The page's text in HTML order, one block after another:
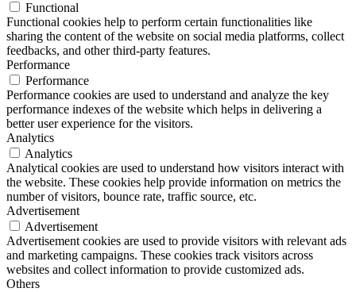
Functional
Functional cookies help to perform certain functionalities like
sharing the content of the website on social media platforms, collect
feedbacks, and other third-party features.
Performance
Performance
Performance cookies are used to understand and analyze the key
performance indexes of the website which helps in delivering a
better user experience for the visitors.
Analytics
Analytics
Analytical cookies are used to understand how visitors interact with
the website. These cookies help provide information on metrics the
number of visitors, bounce rate, traffic source, etc.
Advertisement
Advertisement
Advertisement cookies are used to provide visitors with relevant ads
and marketing campaigns. These cookies track visitors across
websites and collect information to provide customized ads.
Others